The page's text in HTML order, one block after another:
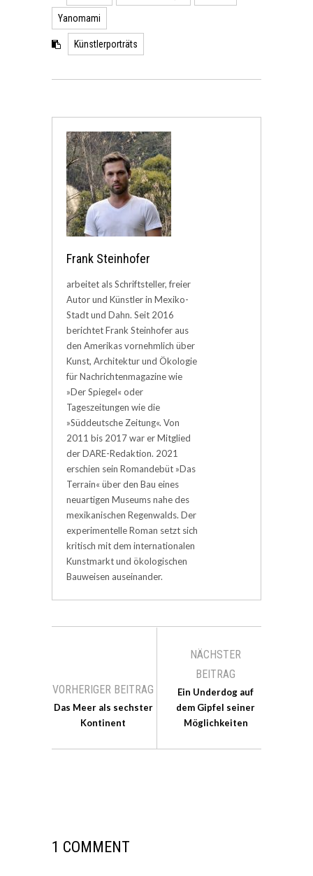
Yanomami
Künstlerporträts
Frank Steinhofer
arbeitet als Schriftsteller, freier
Autor und Künstler in Mexiko-
Stadt und Dahn. Seit 2016
berichtet Frank Steinhofer aus
den Amerikas vornehmlich über
Kunst, Architektur und Ökologie
für Nachrichtenmagazine wie
»Der Spiegel« oder
Tageszeitungen wie die
»Süddeutsche Zeitung«. Von
2011 bis 2017 war er Mitglied
der DARE-Redaktion. 2021
erschien sein Romandebüt »Das
Terrain« über den Bau eines
neuartigen Museums nahe des
mexikanischen Regenwalds. Der
experimentelle Roman setzt sich
kritisch mit dem internationalen
Kunstmarkt und ökologischen
Bauweisen auseinander.
VORHERIGER BEITRAG
Das Meer als sechster
Kontinent
NÄCHSTER
BEITRAG
Ein Underdog auf
dem Gipfel seiner
Möglichkeiten
1 COMMENT